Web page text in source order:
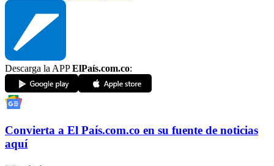
Descarga la APPElPaís.com.co:
Convierta a El País.com.co en su fuente de noticias
aquí